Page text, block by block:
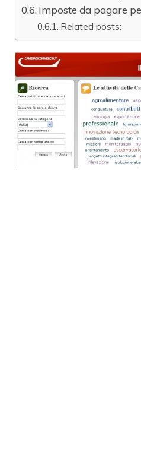
Imposte da pagare
Related posts: